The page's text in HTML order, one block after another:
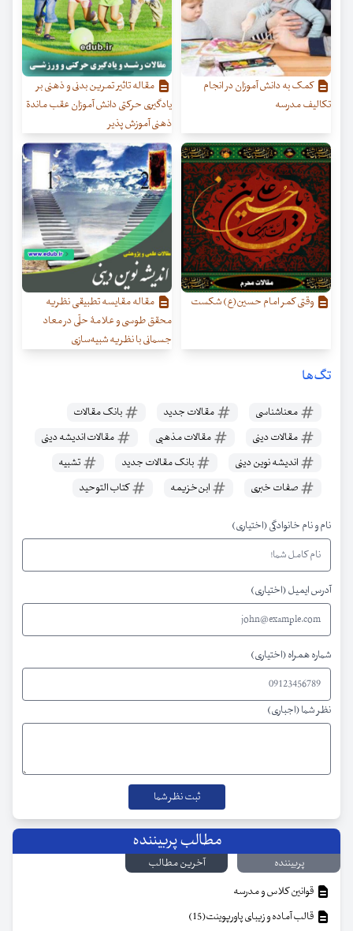
کمک به دانش آموزان در انجام
تکالیف مدرسه
مقاله تاثیر تمرین بدنی و ذهنی بر
یادگیری حرکتی دانش آموزان عقب ماندة
ذهنی آموزش پذیر
وقتی کمر امام حسین(ع) شکست
مقاله مقایسه تطبیقی نظریه
محقق طوسی و علامۀ حلّی در معاد
جسمانی با نظریه شبیه‌سازی
تگ‌ها
معناشناسی مقالات جدید
بانک مقالات
مقالات دینی
مقالات مذهبی
مقالات اندیشه دینی
اندیشه نوین دینی
بانک مقالات جدید
تشبیه
صفات خبری
ابن‌خزیمه کتاب التوحید
نام و نام خانوادگی (اختیاری)
آدرس ایمیل (اختیاری)
شماره همراه (اختیاری)
نظر شما (اجباری)
مطالب پربیننده
پربیننده
آخرین مطالب
قوانین کلاس و مدرسه
قالب آماده و زیبای پاورپوینت(15)